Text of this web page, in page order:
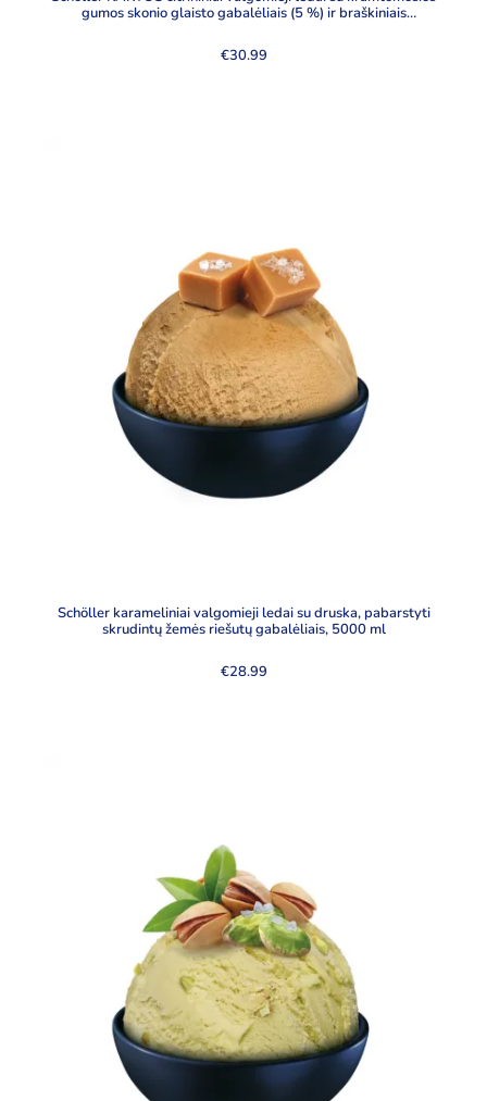
gumos skonio glaisto gabalėliais (5 %) ir braškiniais
€30.99
Schöller karameliniai valgomieji ledai su druska, pabarstyti
skrudintų žemės riešutų gabalėliais, 5000 ml
€28.99